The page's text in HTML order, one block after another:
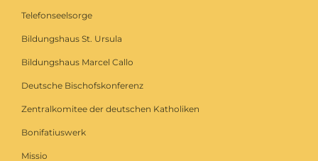
Telefonseelsorge
Bildungshaus St. Ursula
Bildungshaus Marcel Callo
Deutsche Bischofskonferenz
Zentralkomitee der deutschen Katholiken
Bonifatiuswerk
Missio